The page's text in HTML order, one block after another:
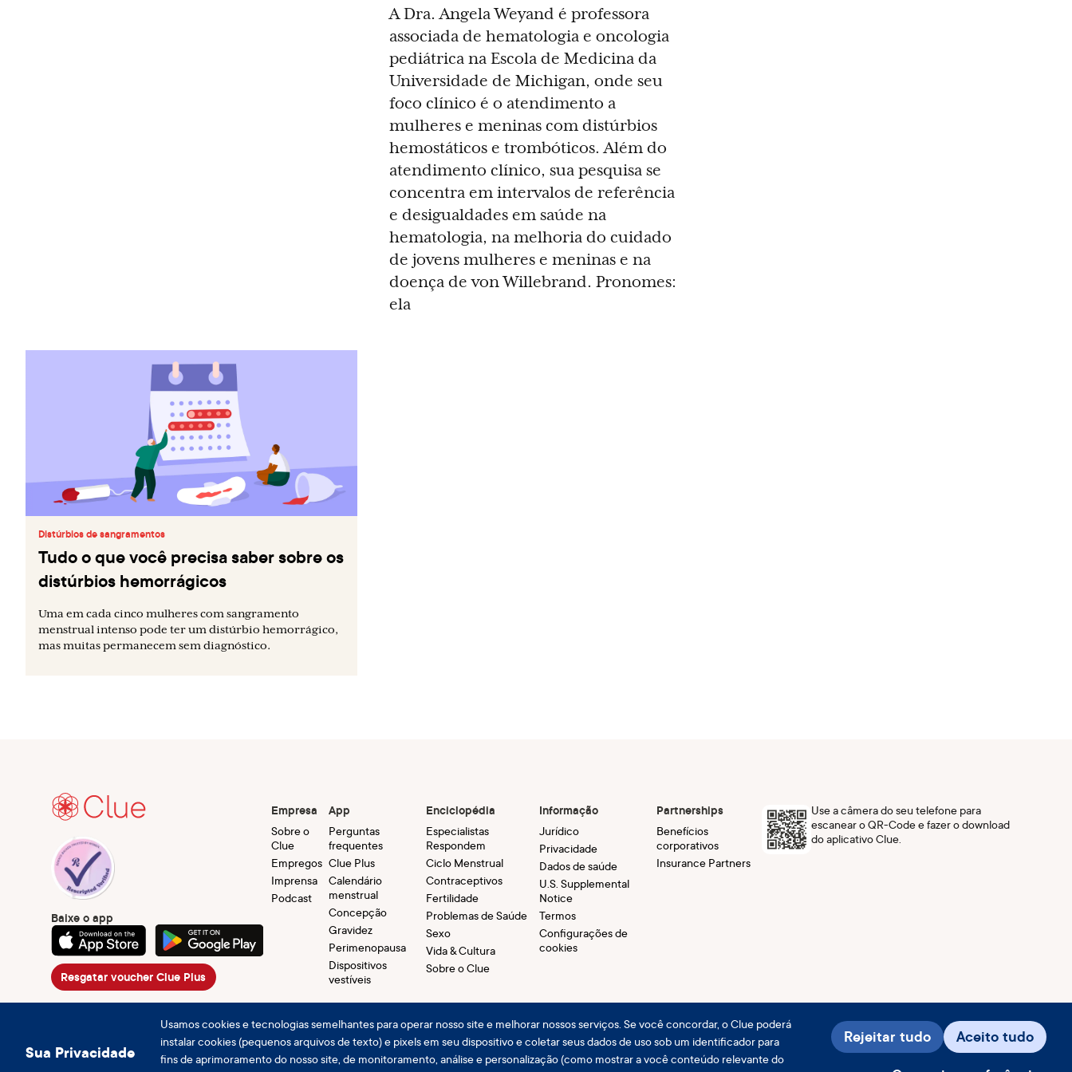
Sua Privacidade
Usamos cookies e tecnologias semelhantes para operar nosso site e melhorar nossos serviços. Se você concordar, o Clue poderá
instalar cookies (pequenos arquivos de texto) e pixels em seu dispositivo e coletar seus dados de uso sob um identificador para
fins de aprimoramento do nosso site, de monitoramento, análise e personalização (como mostrar a você conteúdo relevante do
Aceito tudo
Rejeitar tudo
A Dra. Angela Weyand é professora
associada de hematologia e oncologia
pediátrica na Escola de Medicina da
Universidade de Michigan, onde seu
foco clínico é o atendimento a
mulheres e meninas com distúrbios
hemostáticos e trombóticos. Além do
atendimento clínico, sua pesquisa se
concentra em intervalos de referência
e desigualdades em saúde na
hematologia, na melhoria do cuidado
de jovens mulheres e meninas e na
doença de von Willebrand. Pronomes:
ela
Distúrbios de sangramentos
Tudo o que você precisa saber sobre os
distúrbios hemorrágicos
Uma em cada cinco mulheres com sangramento
menstrual intenso pode ter um distúrbio hemorrágico,
mas muitas permanecem sem diagnóstico.
Baixe o app
Resgatar voucher Clue Plus
Empresa
Sobre o
Clue
Empregos
Imprensa
Podcast
App
Perguntas
frequentes
Clue Plus
Calendário
menstrual
Concepção
Gravidez
Perimenopausa
Dispositivos
vestíveis
Enciclopédia
Especialistas
Respondem
Ciclo Menstrual
Contraceptivos
Fertilidade
Problemas de Saúde
Sexo
Vida & Cultura
Sobre o Clue
Informação
Jurídico
Privacidade
Dados de saúde
U.S. Supplemental
Notice
Termos
Configurações de
cookies
Partnerships
Benefícios
corporativos
Insurance Partners
Use a câmera do seu telefone para
escanear o QR-Code e fazer o download
do aplicativo Clue.